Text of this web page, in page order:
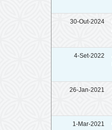
30-Out-2024
4-Set-2022
26-Jan-2021
1-Mar-2021